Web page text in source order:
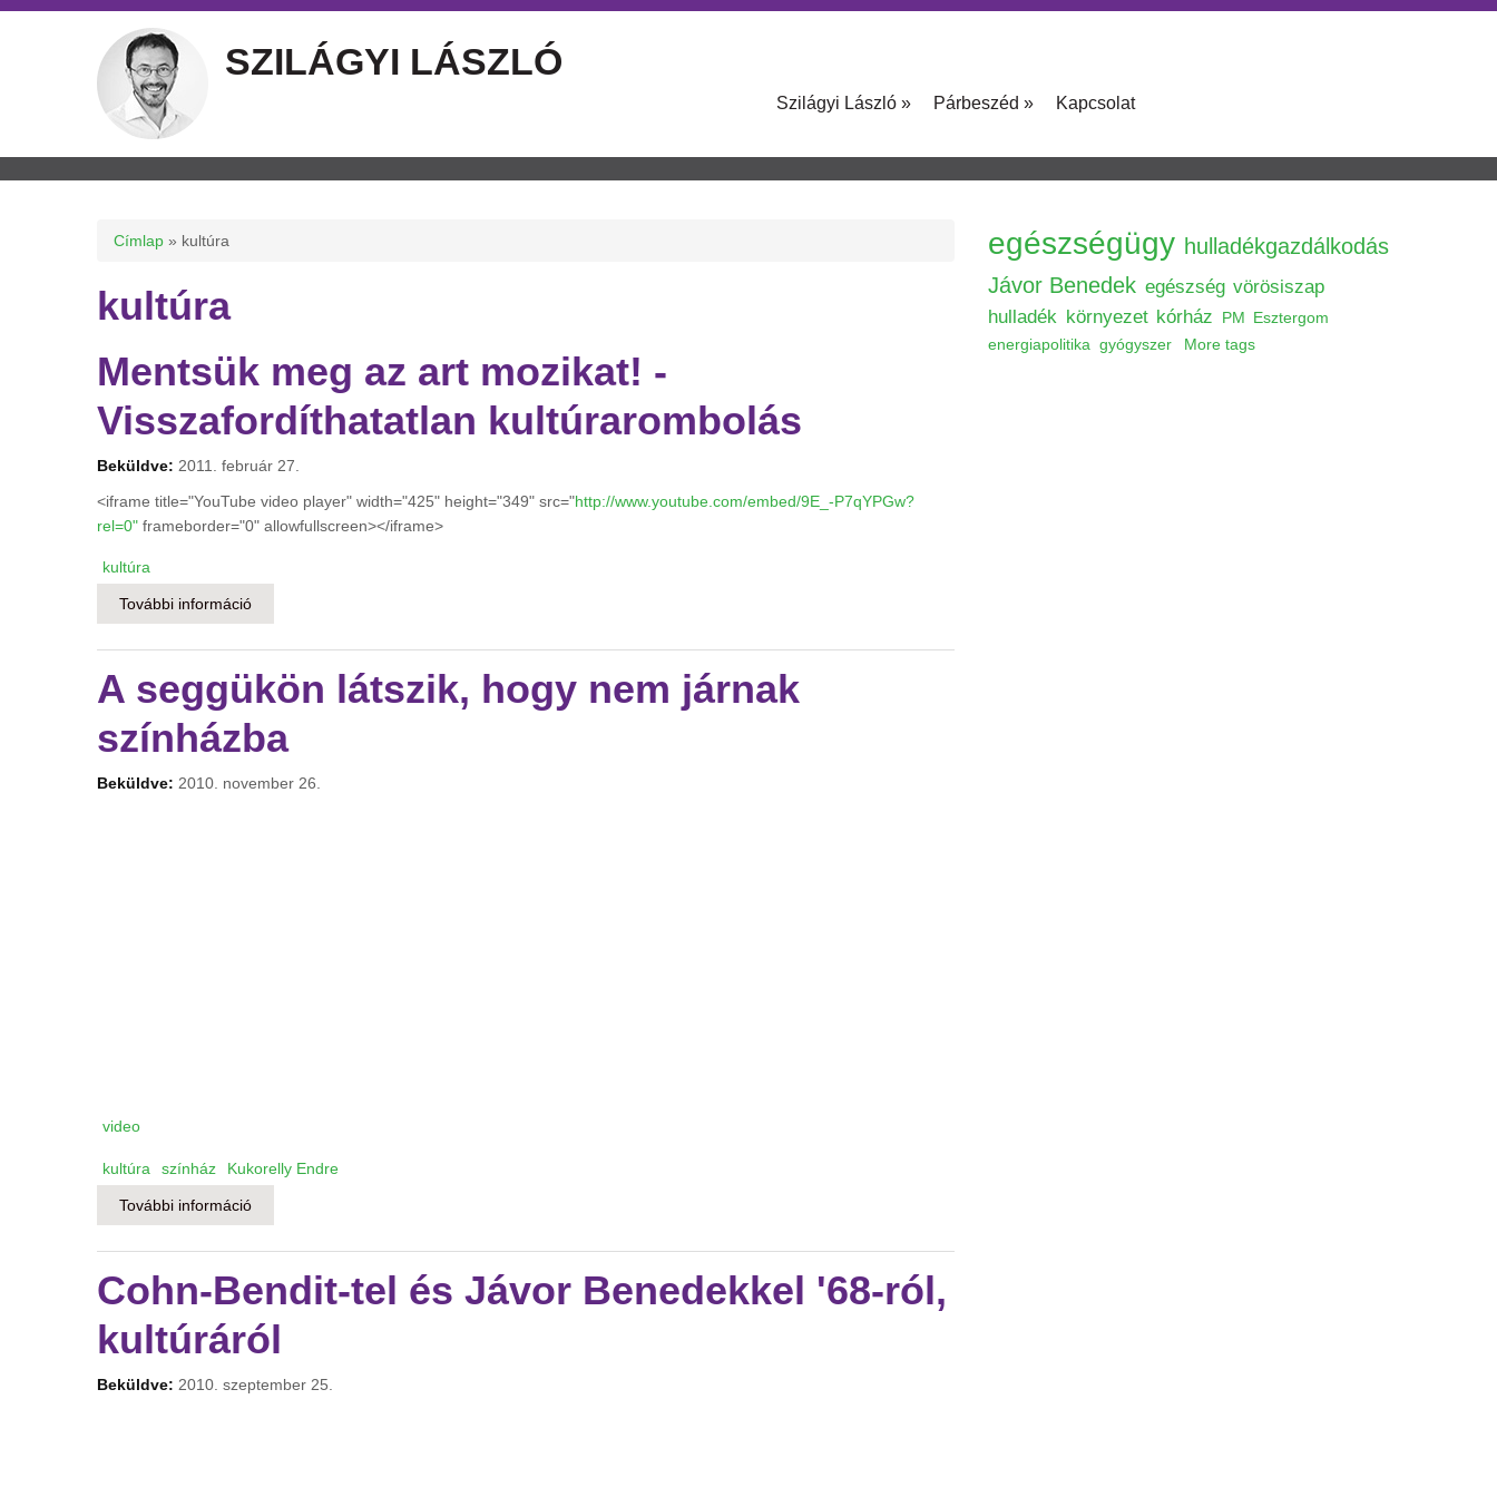
SZILÁGYI LÁSZLÓ
Szilágyi László » Párbeszéd » Kapcsolat
Jelenlegi hely
Címlap » kultúra
kultúra
Mentsük meg az art mozikat! -
Visszafordíthatatlan kultúrarombolás
Beküldve: 2011. február 27.
<iframe title="YouTube video player" width="425" height="349" src="http://www.youtube.com/embed/9E_-P7qYPGw?
rel=0" frameborder="0" allowfullscreen></iframe>
kultúra
További információ
A seggükön látszik, hogy nem járnak
színházba
Beküldve: 2010. november 26.
video
kultúra színház Kukorelly Endre
További információ
Cohn-Bendit-tel és Jávor Benedekkel '68-ról,
kultúráról
Beküldve: 2010. szeptember 25.
egészségügy hulladékgazdálkodás
Jávor Benedek egészség vörösiszap
hulladék környezet kórház PM Esztergom
energiapolitika gyógyszer More tags